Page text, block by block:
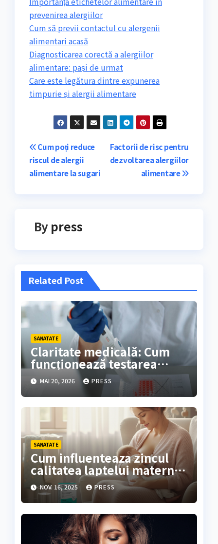
prevenirea alergiilor
Cum să previi contactul cu alergenii
alimentari acasă
Diagnosticarea corectă a alergiilor
alimentare: pași de urmat
Care este legătura dintre expunerea
timpurie și alergii alimentare
Navigare
în
Factorii de risc pentru
dezvoltarea alergiilor
alimentare
Cum poți reduce
riscul de alergii
alimentare la sugari
By press
Related Post
SANATATE
Claritate medicală: Cum
funcționează testarea
genetică și cine are nevoie
de ea?
MAI 20, 2026 PRESS
SANATATE
Cum influenteaza zincul
calitatea laptelui matern si
dezvoltarea sugarului?
NOV. 16, 2025 PRESS